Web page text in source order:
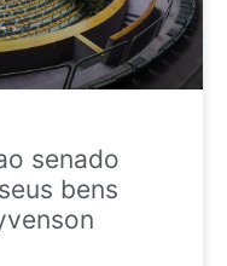
senado
bens